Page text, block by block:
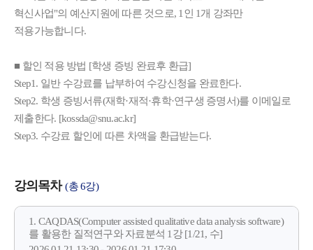
혁신사업"의 예산지원에 따른 것으로, 1인 1개 강좌만
적용가능합니다.
■ 할인 적용 방법 [학생 증빙 완료후 환급]
Step1. 일반 수강료를 납부하여 수강신청을 완료한다.
Step2. 학생 증빙서류(재학·재적·휴학·연구생 증명서)를 이메일로
제출한다. [kossda@snu.ac.kr]
Step3. 수강료 할인에 따른 차액을 환급받는다.
강의목차 (총 6강)
1. CAQDAS(Computer assisted qualitative data analysis software)
를 활용한 질적연구와 자료분석 1강 [1/21, 수]